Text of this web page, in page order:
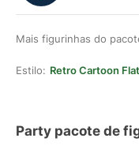
Mais figurinhas do
Estilo: Retro Cartoon Flat
Party pacote de